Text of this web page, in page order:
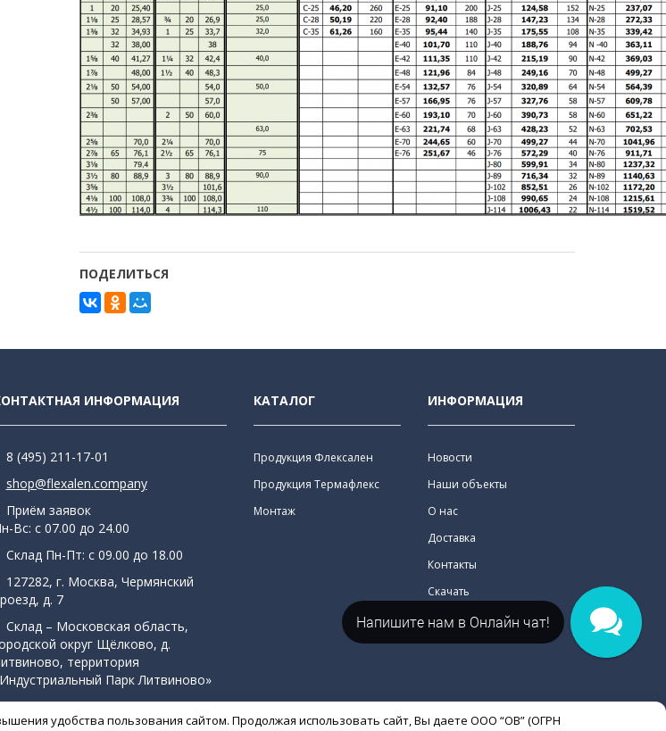
ПОДЕЛИТЬСЯ
ИНФОРМАЦИЯ
8 (495) 211-17-01
shop@flexalen.company
Приём заявок
Вс: с 07.00 до 24.00
Склад Пн-Пт: с 09.00 до 18.00
127282, г. Москва, Чермянский
д. 7
Склад – Московская область,
округ Щёлково, д.
территория
Парк Литвиново»
КАТАЛОГ
Продукция Флексален
Продукция Термафлекс
Монтаж
ИНФОРМАЦИЯ
Новости
Наши объекты
О нас
Доставка
Контакты
Скачать
удобства пользования сайтом. Продолжая использовать сайт, Вы даете ООО “ОВ” (ОГРН
Напишите нам в Онлайн чат!